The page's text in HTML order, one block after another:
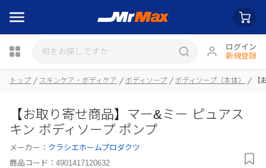
ログイン
新規登録
瓶詰
トップ スキンケア・ボディケア ボディソープ ボディソープ（本体） 【
【お取り寄せ商品】マー&ミー ピュアス
キン ボディソープ ポンプ
メーカー： クラシエホームプロダクツ
商品コード： 4901417120632